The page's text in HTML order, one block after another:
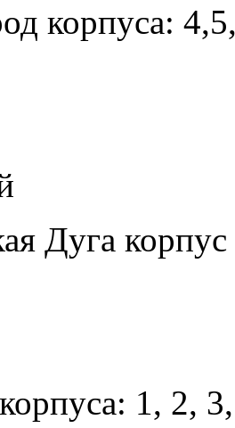
корпуса:
Дуга
1, 2,